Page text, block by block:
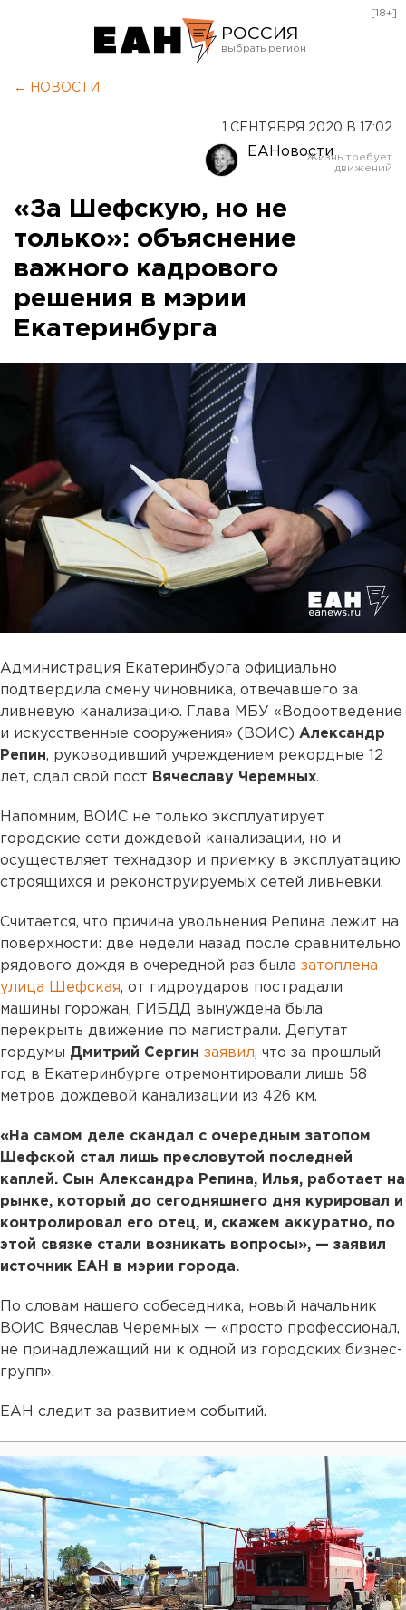
РОССИЯ
Оренбург
[18+]
← НОВОСТИ
1 СЕНТЯБРЯ 2020 В 17:02
ЕАНовости
«За Шефскую, но не
только»: объяснение
важного кадрового
решения в мэрии
Екатеринбурга
Администрация Екатеринбурга официально
подтвердила смену чиновника, отвечавшего за
ливневую канализацию. Глава МБУ «Водоотведение
и искусственные сооружения» (ВОИС) Александр
Репин, руководивший учреждением рекордные 12
лет, сдал свой пост Вячеславу Черемных.
Напомним, ВОИС не только эксплуатирует
городские сети дождевой канализации, но и
осуществляет технадзор и приемку в эксплуатацию
строящихся и реконструируемых сетей ливневки.
Считается, что причина увольнения Репина лежит на
поверхности: две недели назад после сравнительно
рядового дождя в очередной раз была затоплена
улица Шефская, от гидроударов пострадали
машины горожан, ГИБДД вынуждена была
перекрыть движение по магистрали. Депутат
гордумы Дмитрий Сергин заявил, что за прошлый
год в Екатеринбурге отремонтировали лишь 58
метров дождевой канализации из 426 км.
«На самом деле скандал с очередным затопом
Шефской стал лишь пресловутой последней
каплей. Сын Александра Репина, Илья, работает на
рынке, который до сегодняшнего дня курировал и
контролировал его отец, и, скажем аккуратно, по
этой связке стали возникать вопросы», — заявил
источник ЕАН в мэрии города.
По словам нашего собеседника, новый начальник
ВОИС Вячеслав Черемных — «просто профессионал,
не принадлежащий ни к одной из городских бизнес-
групп».
ЕАН следит за развитием событий.